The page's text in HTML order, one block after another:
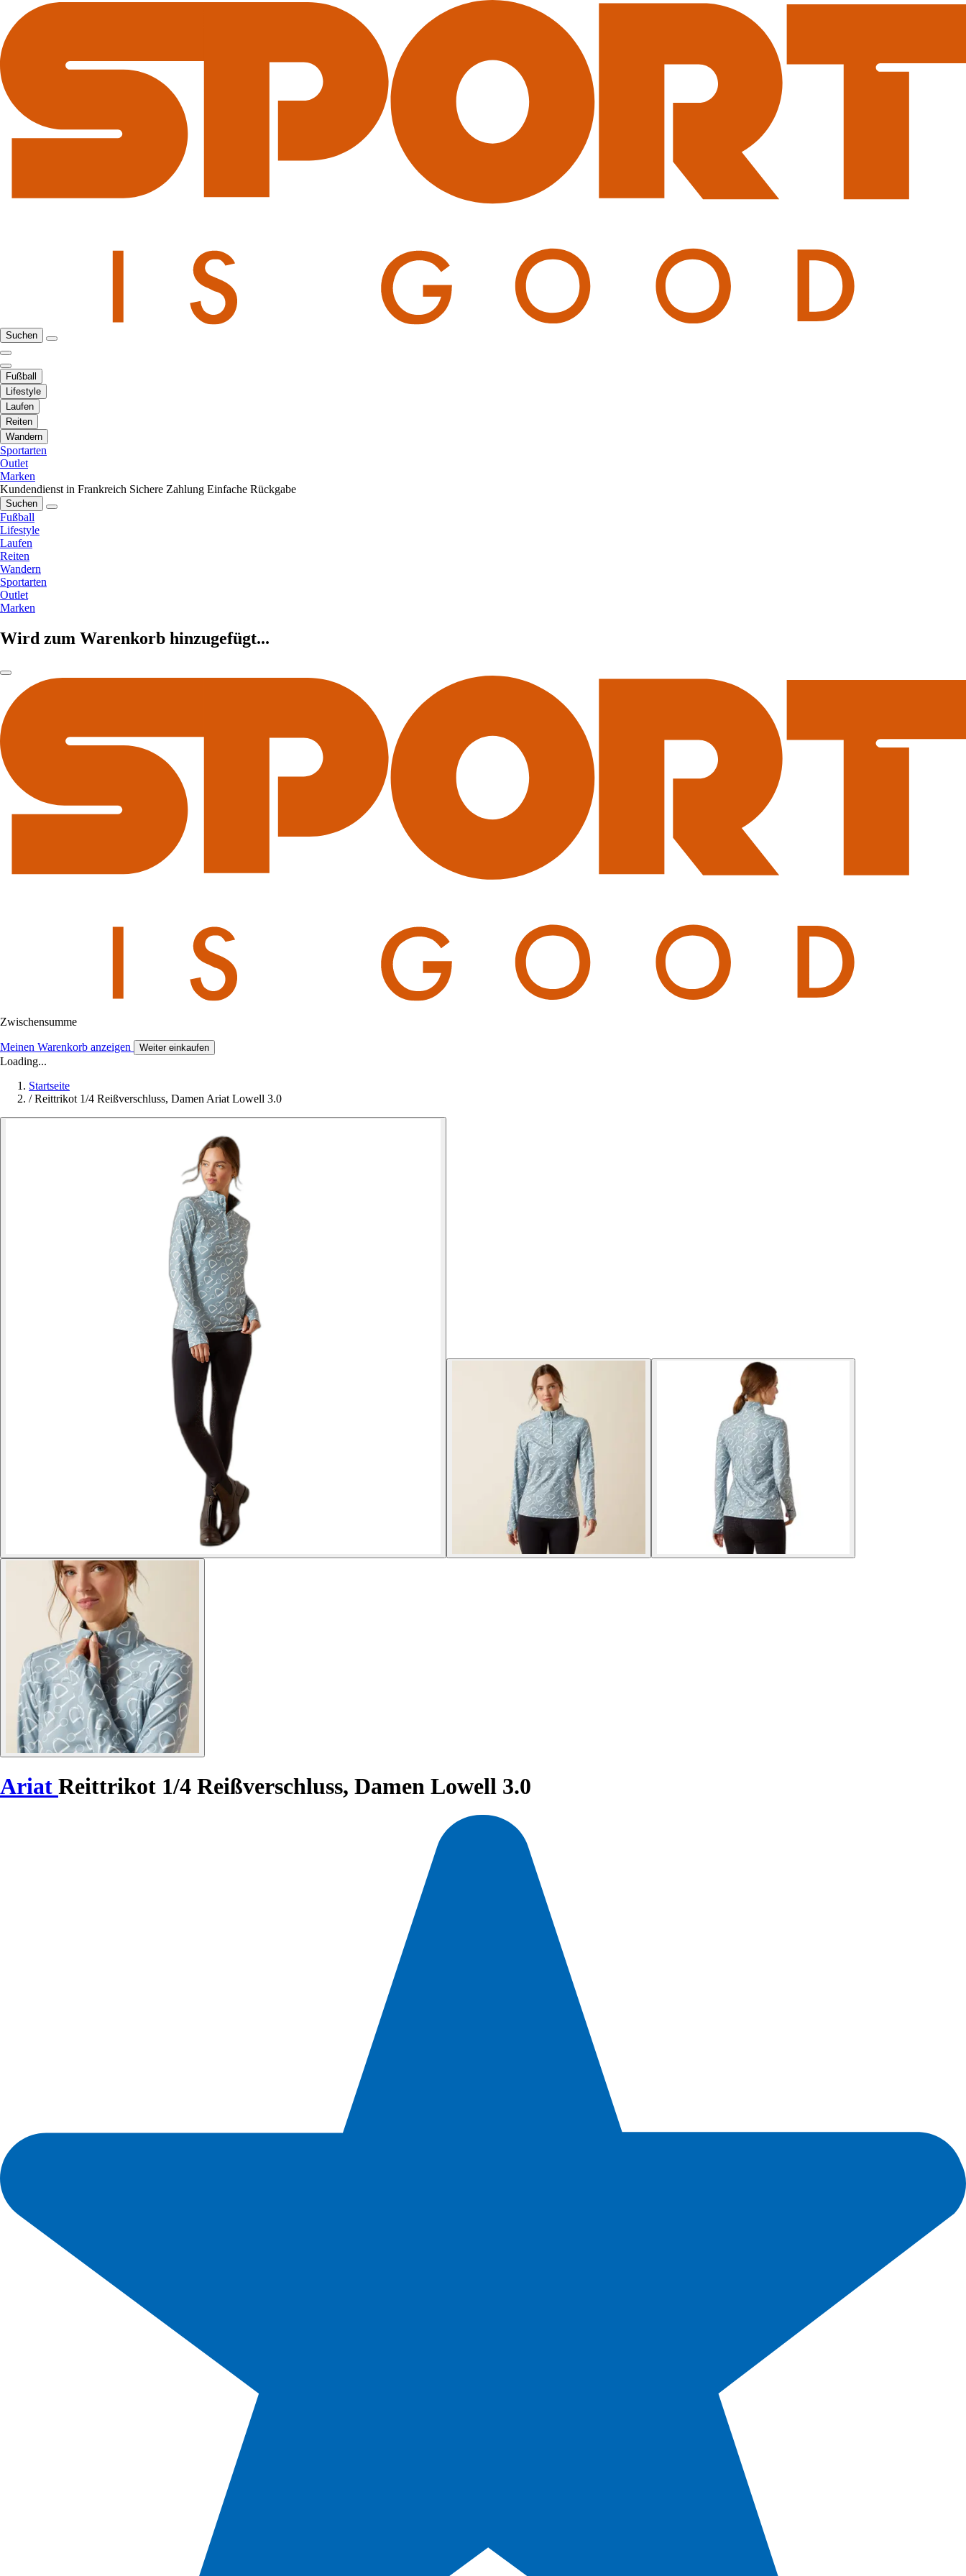
Suchen
Fußball
Lifestyle
Laufen
Reiten
Wandern
Sportarten
Outlet
Marken
Kundendienst in Frankreich Sichere Zahlung Einfache Rückgabe
Suchen
Fußball
Lifestyle
Laufen
Reiten
Wandern
Sportarten
Outlet
Marken
Wird zum Warenkorb hinzugefügt...
Zwischensumme
Meinen Warenkorb anzeigen Weiter einkaufen
Loading...
Startseite
/ Reittrikot 1/4 Reißverschluss, Damen Ariat Lowell 3.0
Ariat Reittrikot 1/4 Reißverschluss, Damen Lowell 3.0